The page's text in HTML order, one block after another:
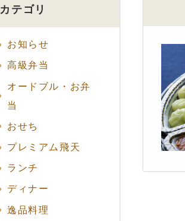
カテゴリ
お知らせ
高級弁当
オードブル・お弁
当
おせち
プレミアム飛天
ランチ
ディナー
逸品料理